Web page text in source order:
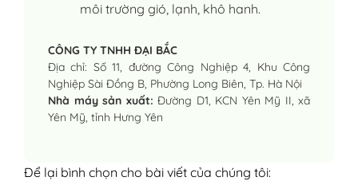
môi trường gió, lạnh, khô hanh.
CÔNG TY TNHH ĐẠI BẮC
Địa chỉ: Số 11, đường Công Nghiệp 4, Khu Công
Nghiệp Sài Đồng B, Phường Long Biên, Tp. Hà Nội
Nhà máy sản xuất: Đường D1, KCN Yên Mỹ II, xã
Yên Mỹ, tỉnh Hưng Yên
Để lại bình chọn cho bài viết của chúng tôi: